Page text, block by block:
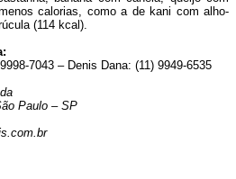
calorias, como a de kani com alho-
(114 kcal).
7043 – Denis Dana: (11) 9949-6535
Paulo – SP